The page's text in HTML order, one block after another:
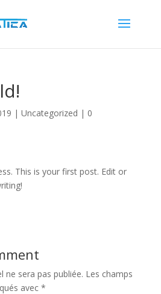
| Uncategorized | 0
This is your first post. Edit or
ne sera pas publiée. Les champs
avec *